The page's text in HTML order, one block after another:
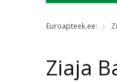
Euroapteek.ee:
Ziaja